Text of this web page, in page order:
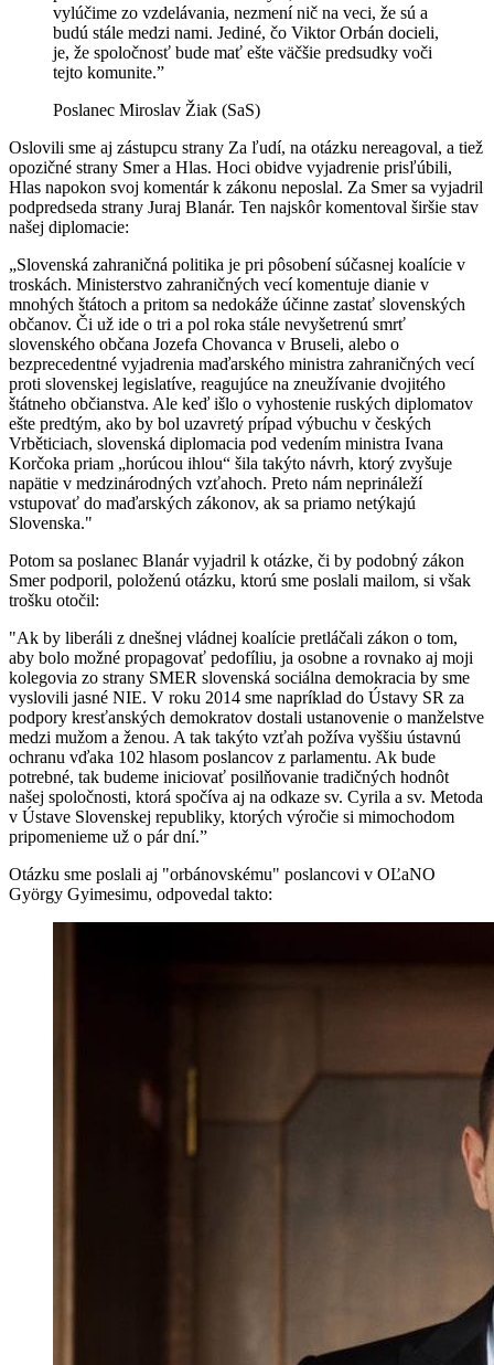
vylúčime zo vzdelávania, nezmení nič na veci, že sú a
budú stále medzi nami. Jediné, čo Viktor Orbán docieli,
je, že spoločnosť bude mať ešte väčšie predsudky voči
tejto komunite.”
Poslanec Miroslav Žiak (SaS)
Oslovili sme aj zástupcu strany Za ľudí, na otázku nereagoval, a tiež
opozičné strany Smer a Hlas. Hoci obidve vyjadrenie prisľúbili,
Hlas napokon svoj komentár k zákonu neposlal. Za Smer sa vyjadril
podpredseda strany Juraj Blanár. Ten najskôr komentoval širšie stav
našej diplomacie:
„Slovenská zahraničná politika je pri pôsobení súčasnej koalície v
troskách. Ministerstvo zahraničných vecí komentuje dianie v
mnohých štátoch a pritom sa nedokáže účinne zastať slovenských
občanov. Či už ide o tri a pol roka stále nevyšetrenú smrť
slovenského občana Jozefa Chovanca v Bruseli, alebo o
bezprecedentné vyjadrenia maďarského ministra zahraničných vecí
proti slovenskej legislatíve, reagujúce na zneužívanie dvojitého
štátneho občianstva. Ale keď išlo o vyhostenie ruských diplomatov
ešte predtým, ako by bol uzavretý prípad výbuchu v českých
Vrběticiach, slovenská diplomacia pod vedením ministra Ivana
Korčoka priam „horúcou ihlou“ šila takýto návrh, ktorý zvyšuje
napätie v medzinárodných vzťahoch. Preto nám neprináleží
vstupovať do maďarských zákonov, ak sa priamo netýkajú
Slovenska."
Potom sa poslanec Blanár vyjadril k otázke, či by podobný zákon
Smer podporil, položenú otázku, ktorú sme poslali mailom, si však
trošku otočil:
"Ak by liberáli z dnešnej vládnej koalície pretláčali zákon o tom,
aby bolo možné propagovať pedofíliu, ja osobne a rovnako aj moji
kolegovia zo strany SMER slovenská sociálna demokracia by sme
vyslovili jasné NIE. V roku 2014 sme napríklad do Ústavy SR za
podpory kresťanských demokratov dostali ustanovenie o manželstve
medzi mužom a ženou. A tak takýto vzťah požíva vyššiu ústavnú
ochranu vďaka 102 hlasom poslancov z parlamentu. Ak bude
potrebné, tak budeme iniciovať posilňovanie tradičných hodnôt
našej spoločnosti, ktorá spočíva aj na odkaze sv. Cyrila a sv. Metoda
v Ústave Slovenskej republiky, ktorých výročie si mimochodom
pripomenieme už o pár dní.”
Otázku sme poslali aj "orbánovskému" poslancovi v OĽaNO
György Gyimesimu, odpovedal takto: